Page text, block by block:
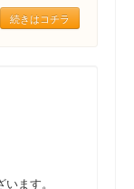
続きはコチラ
ます。